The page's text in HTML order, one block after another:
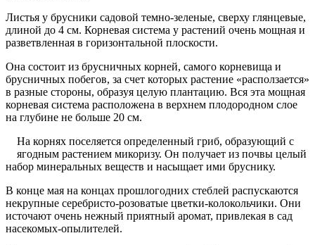
Листья у брусники садовой темно-зеленые, сверху глянцевые,
длиной до 4 см. Корневая система у растений очень мощная и
разветвленная в горизонтальной плоскости.
Она состоит из брусничных корней, самого корневища и
брусничных побегов, за счет которых растение «расползается»
в разные стороны, образуя целую плантацию. Вся эта мощная
корневая система расположена в верхнем плодородном слое
на глубине не больше 20 см.
На корнях поселяется определенный гриб, образующий с
ягодным растением микоризу. Он получает из почвы целый
набор минеральных веществ и насыщает ими бруснику.
В конце мая на концах прошлогодних стеблей распускаются
некрупные серебристо-розоватые цветки-колокольчики. Они
источают очень нежный приятный аромат, привлекая в сад
насекомых-опылителей.